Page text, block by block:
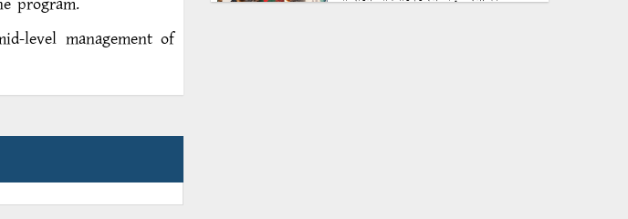
level management of